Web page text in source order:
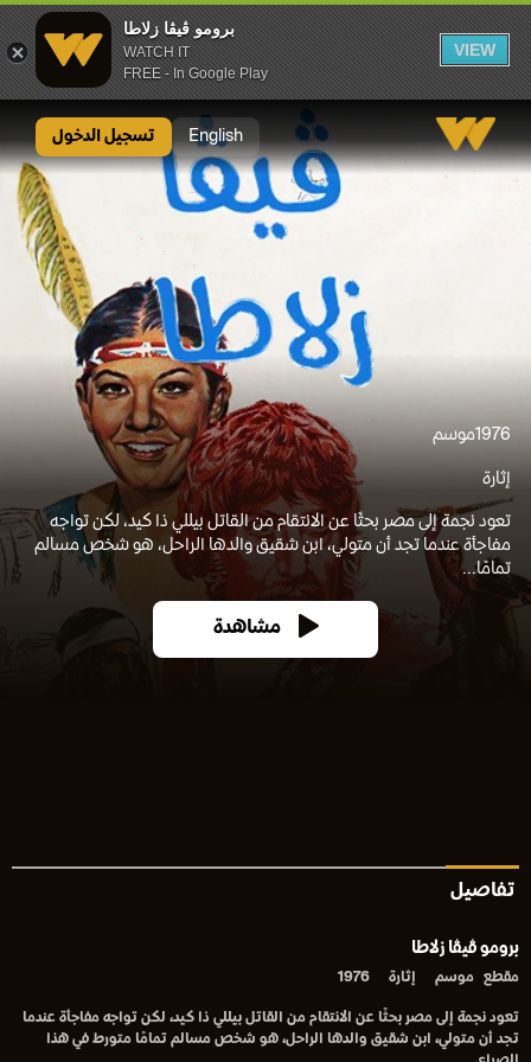
برومو ڤيڤا زلاطا
WATCH IT
FREE - In Google Play
VIEW
English تسجيل الدخول
1976موسم
إثارة
تعود نجمة إلى مصر بحثًا عن الانتقام من القاتل بيللي ذا كيد، لكن تواجه
مفاجأة عندما تجد أن متولي، ابن شقيق والدها الراحل، هو شخص مسالم
تمامًا...
مشاهدة
تفاصيل
برومو ڤيڤا زلاطا
مقطع موسم إثارة 1976
تعود نجمة إلى مصر بحثًا عن الانتقام من القاتل بيللي ذا كيد، لكن تواجه مفاجأة عندما
تجد أن متولي، ابن شقيق والدها الراحل، هو شخص مسالم تمامًا متورط في هذا